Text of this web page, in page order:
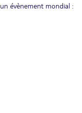
évènement mondial :